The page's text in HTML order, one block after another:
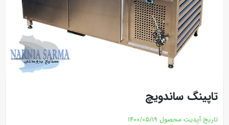
تاپینگ ساندویچ
تاریخ آپدیت محصول 1400/05/19